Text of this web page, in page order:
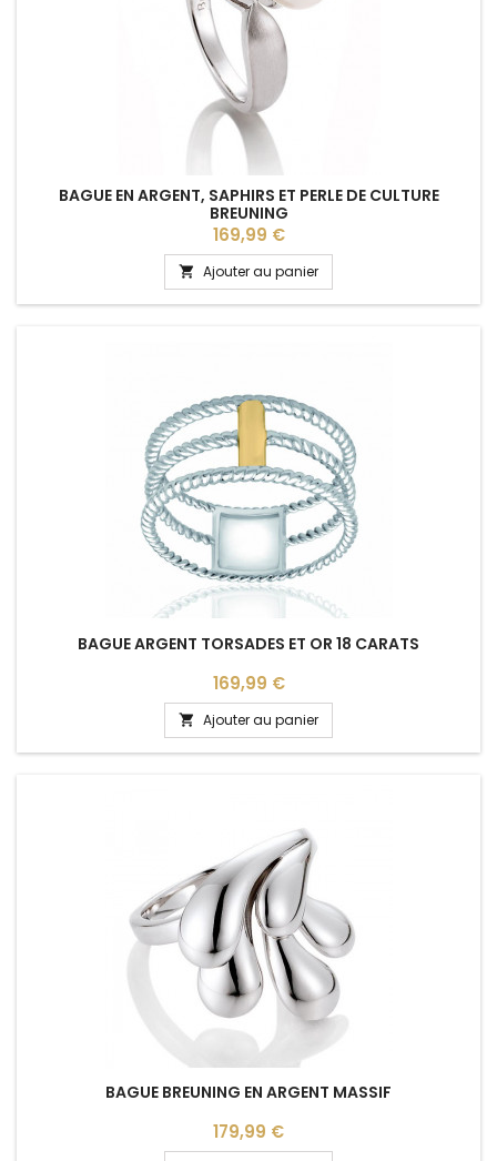
BAGUE EN ARGENT, SAPHIRS ET PERLE DE CULTURE
BREUNING
Prix
169,99 €
 Ajouter au panier
BAGUE ARGENT TORSADES ET OR 18 CARATS
Prix
169,99 €
 Ajouter au panier
BAGUE BREUNING EN ARGENT MASSIF
Prix
179,99 €